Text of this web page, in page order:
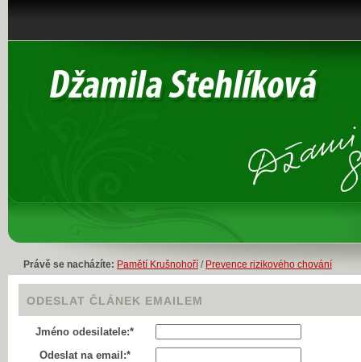
Právě se nacházíte: Pamětí Krušnohoří / Prevence rizikového chování
ODESLAT ČLÁNEK EMAILEM
Jméno odesilatele:*
Odeslat na email:*